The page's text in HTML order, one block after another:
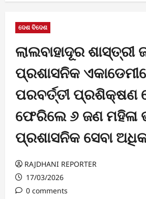
ଦେଶ ବିଦେଶ
ଲାଲବାହାଦୂର ଶାସ୍ତ୍ରୀ
ପ୍ରଶାସନିକ
ପରବର୍ତ୍ତୀ ପ୍ରଶିକ୍ଷଣ
ଫେରିଲେ ୬ ଜଣ ମହିଳା
ପ୍ରଶାସନିକ ସେବା
RAJDHANI REPORTER
17/03/2026
0 comments